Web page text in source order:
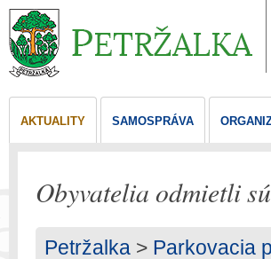
AKTUALITY SAMOSPRÁVA
Obyvatelia odmietli
Petržalka > Parkovacia